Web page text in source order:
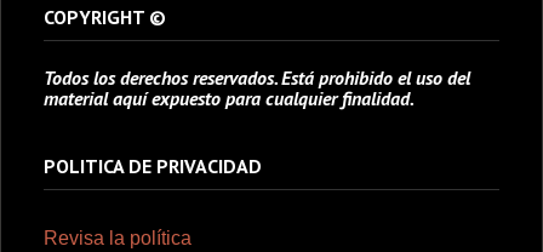
COPYRIGHT ©
Todos los derechos reservados. Está prohibido el uso del
material aquí expuesto para cualquier finalidad.
POLITICA DE PRIVACIDAD
Revisa la política